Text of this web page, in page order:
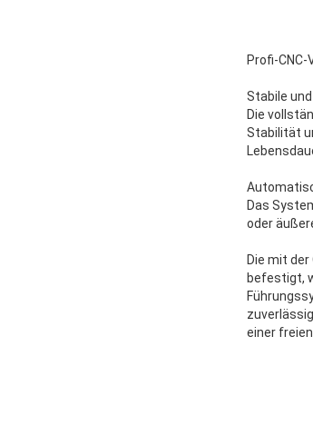
Profi-
Stabile
Die
Stabilität
Das
oder
Die mit
befestigt,
einer